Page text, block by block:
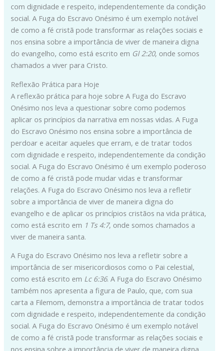
com dignidade e respeito, independentemente da condição
social. A Fuga do Escravo Onésimo é um exemplo notável
de como a fé cristã pode transformar as relações sociais e
nos ensina sobre a importância de viver de maneira digna
do evangelho, como está escrito em Gl 2:20, onde somos
chamados a viver para Cristo.
Reflexão Prática para Hoje
A reflexão prática para hoje sobre A Fuga do Escravo
Onésimo nos leva a questionar sobre como podemos
aplicar os princípios da narrativa em nossas vidas. A Fuga
do Escravo Onésimo nos ensina sobre a importância de
perdoar e aceitar aqueles que erram, e de tratar todos
com dignidade e respeito, independentemente da condição
social. A Fuga do Escravo Onésimo é um exemplo poderoso
de como a fé cristã pode mudar vidas e transformar
relações. A Fuga do Escravo Onésimo nos leva a refletir
sobre a importância de viver de maneira digna do
evangelho e de aplicar os princípios cristãos na vida prática,
como está escrito em 1 Ts 4:7, onde somos chamados a
viver de maneira santa.
A Fuga do Escravo Onésimo nos leva a refletir sobre a
importância de ser misericordiosos como o Pai celestial,
como está escrito em Lc 6:36. A Fuga do Escravo Onésimo
também nos apresenta a figura de Paulo, que, com sua
carta a Filemom, demonstra a importância de tratar todos
com dignidade e respeito, independentemente da condição
social. A Fuga do Escravo Onésimo é um exemplo notável
de como a fé cristã pode transformar as relações sociais e